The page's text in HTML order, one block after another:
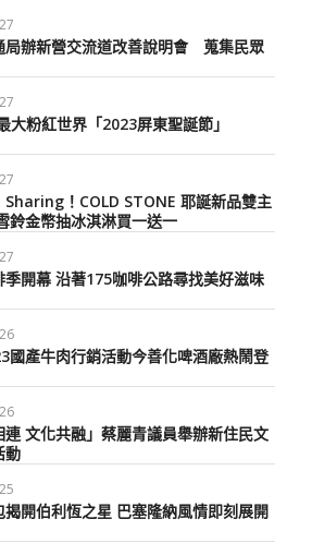
局辦新營交流道改善說明會 蒐集民眾
大粉紅世界「2023屏東聖誕節」
Sharing！COLD STONE 耶誕新品雙主
鈴金幣抽冰淇淋買一送一
季開幕 沿著175咖啡公路尋找美好滋味
國產牛肉行銷活動今善化啤酒廠熱鬧登
連 文化共融」蔡麗青議員舉辦新住民文
動
揭開伯利恆之星 巴塞隆納風情即刻展開